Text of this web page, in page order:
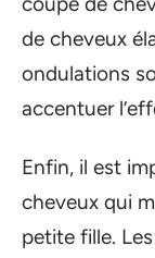
de cheveux
ondulations
accentuer
Enfin, il est
cheveux qui
petite fille.